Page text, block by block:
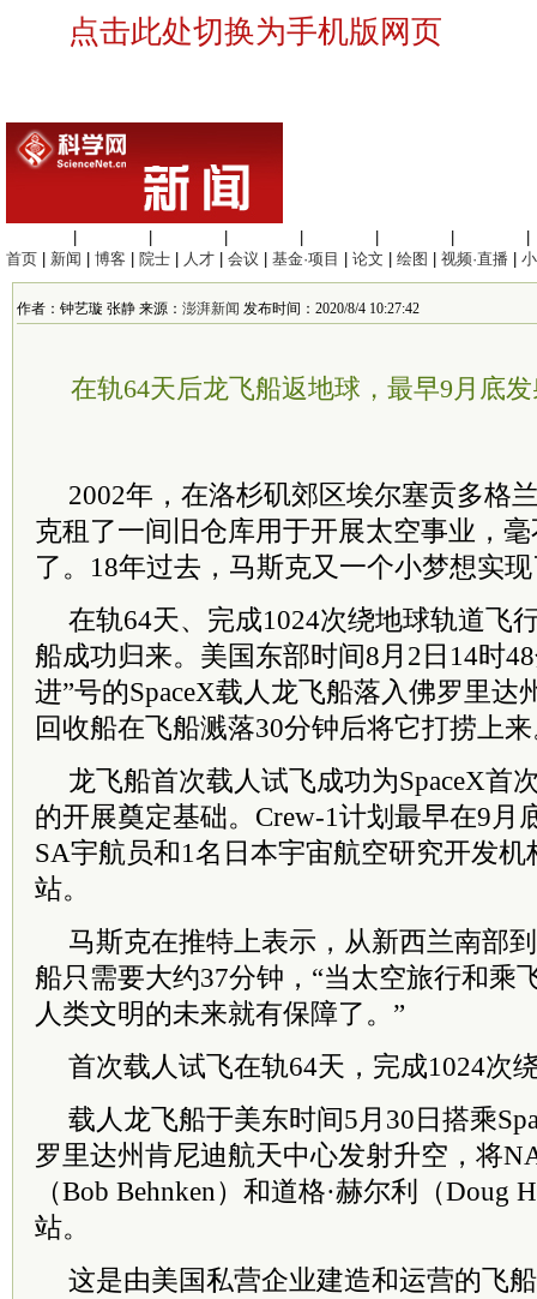
点击此处切换为手机版网页
首页
新闻 博客 院士 人才 会议 基金·项目 论文 绘图 视频·直播
作者：钟艺璇 张静 来源： 澎湃新闻 发布时间：2020/8/4 10:27:42
在轨64天后龙飞船返地球，最早9月底
2002年，在洛杉矶郊区埃尔塞贡多格
克租了一间旧仓库用于开展太空事业，毫
了。18年过去，马斯克又一个小梦想实
在轨64天、完成1024次绕地球轨道飞
船成功归来。美国东部时间8月2日14时
进”号的SpaceX载人龙飞船落入佛罗里达
回收船在飞船溅落30分钟后将它打捞上
龙飞船首次载人试飞成功为SpaceX首
的开展奠定基础。Crew-1计划最早在9月
SA宇航员和1名日本宇宙航空研究开发
站。
马斯克在推特上表示，从新西兰南部
船只需要大约37分钟，“当太空旅行和乘
人类文明的未来就有保障了。”
首次载人试飞在轨64天，完成1024次
载人龙飞船于美东时间5月30日搭乘
罗里达州肯尼迪航天中心发射升空，将
（Bob Behnken）和道格·赫尔利（Doug
站。
这是由美国私营企业建造和运营的飞